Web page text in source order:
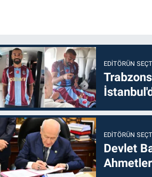
EDITÖRÜN
EDITÖRÜN
Devlet